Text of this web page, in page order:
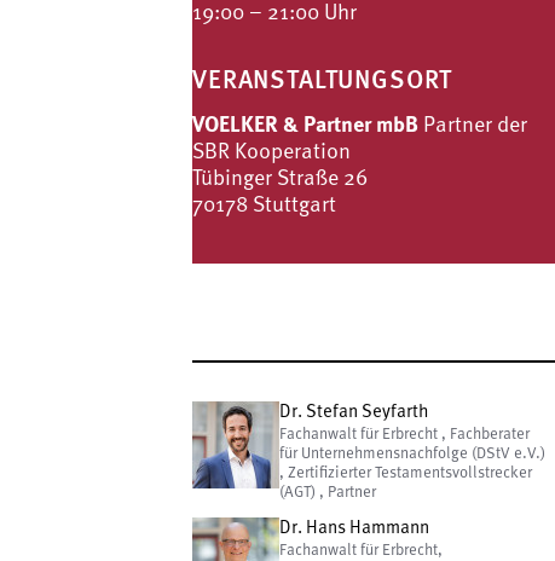
19:00 – 21:00 Uhr
VERANSTALTUNGSORT
VOELKER & Partner mbB Partner der
SBR Kooperation
Tübinger Straße 26
70178 Stuttgart
Dr. Stefan Seyfarth
Fachanwalt für Erbrecht , Fachberater
für Unternehmensnachfolge (DStV e.V.)
, Zertifizierter Testamentsvollstrecker
(AGT) , Partner
Dr. Hans Hammann
Fachanwalt für Erbrecht,